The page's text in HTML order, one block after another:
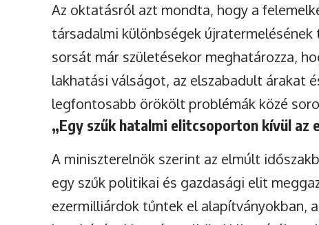
Az oktatásról azt mondta, hogy a
társadalmi különbségek
sorsát már születésekor meghatározza,
lakhatási válságot, az elszabadult árakat
legfontosabb örökölt problémák közé
„Egy szűk hatalmi elitcsoporton kívül az
A miniszterelnök szerint az elmúlt
egy szűk politikai és gazdasági elit
ezermilliárdok tűntek el alapítványokban,